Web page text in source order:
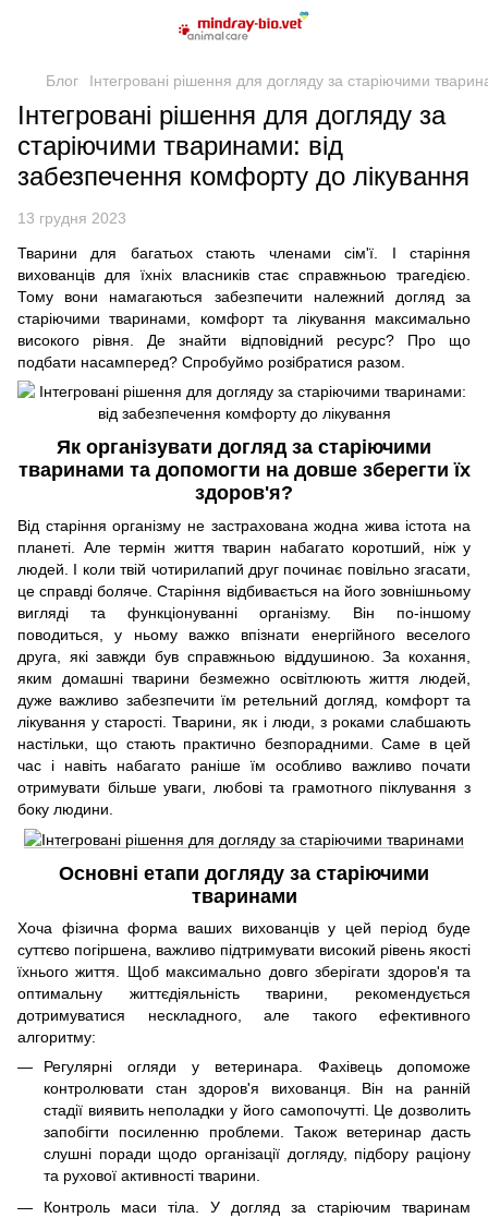
Блог Інтегровані рішення для догляду за старіючими
Інтегровані рішення для догляду за
старіючими тваринами: від
забезпечення комфорту до лікування
13 грудня 2023
Тварини для багатьох стають членами сім'ї. І старіння
вихованців для їхніх власників стає справжньою трагедією.
Тому вони намагаються забезпечити належний догляд за
старіючими тваринами, комфорт та лікування максимально
високого рівня. Де знайти відповідний ресурс? Про що
подбати насамперед? Спробуймо розібратися разом.
Як організувати догляд за старіючими
тваринами та допомогти на довше зберегти їх
здоров'я?
Від старіння організму не застрахована жодна жива істота на
планеті. Але термін життя тварин набагато коротший, ніж у
людей. І коли твій чотирилапий друг починає повільно згасати,
це справді боляче. Старіння відбивається на його зовнішньому
вигляді та функціонуванні організму. Він по-іншому
поводиться, у ньому важко впізнати енергійного веселого
друга, які завжди був справжньою віддушиною. За кохання,
яким домашні тварини безмежно освітлюють життя людей,
дуже важливо забезпечити їм ретельний догляд, комфорт та
лікування у старості. Тварини, як і люди, з роками слабшають
настільки, що стають практично безпорадними. Саме в цей
час і навіть набагато раніше їм особливо важливо почати
отримувати більше уваги, любові та грамотного піклування з
боку людини.
Основні етапи догляду за старіючими
тваринами
Хоча фізична форма ваших вихованців у цей період буде
суттєво погіршена, важливо підтримувати високий рівень якості
їхнього життя. Щоб максимально довго зберігати здоров'я та
оптимальну життєдіяльність тварини, рекомендується
дотримуватися нескладного, але такого ефективного
алгоритму:
Регулярні огляди у ветеринара. Фахівець допоможе
контролювати стан здоров'я вихованця. Він на ранній
стадії виявить неполадки у його самопочутті. Це дозволить
запобігти посиленню проблеми. Також ветеринар дасть
слушні поради щодо організації догляду, підбору раціону
та рухової активності тварини.
Контроль маси тіла. У догляд за старіючим тваринам